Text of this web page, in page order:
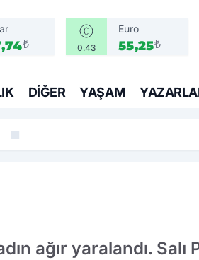
₺ 0.43
Euro
55,25₺
DIĞER YAŞAM
ağır yaralandı. Salı